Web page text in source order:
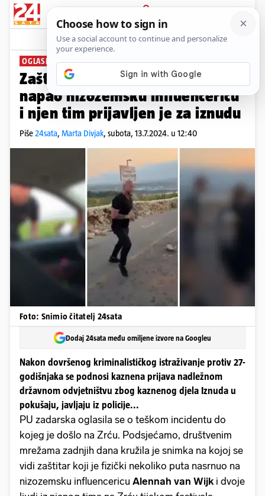
PRIJAVA
News Komentari
OGLASILA SE POLICIJA:
Zaštitar koji je na Zrću brutalno
napao nizozemsku influencericu
i njen tim prijavljen je za iznudu
Piše24sata, Marta Divjak, subota, 13.7.2024. u 12:40
Foto: Snimio čitatelj 24sata
Dodaj 24sata među omiljene izvore na Googleu
Nakon dovršenog kriminalističkog istraživanje protiv 27-
godišnjaka se podnosi kaznena prijava nadležnom
državnom odvjetništvu zbog kaznenog djela Iznuda u
pokušaju, javljaju iz policije...
PU zadarska oglasila se o teškom incidentu do
kojeg je došlo na Zrću. Podsjećamo, društvenim
mrežama zadnjih dana kružila je snimka na kojoj se
vidi zaštitar koji je fizički nekoliko puta nasrnuo na
nizozemsku influencericu Alennah van Wijk i dvoje